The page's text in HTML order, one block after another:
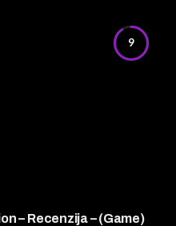
9
– Recenzija – (Game)